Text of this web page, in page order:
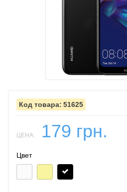
51625
ЦЕНА: 179 грн.
Цвет